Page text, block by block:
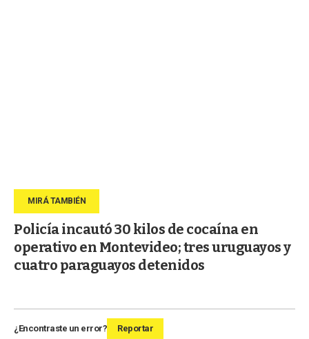
Policía incautó 30 kilos de cocaína en
operativo en Montevideo; tres uruguayos y
cuatro paraguayos detenidos
¿Encontraste un error? Reportar